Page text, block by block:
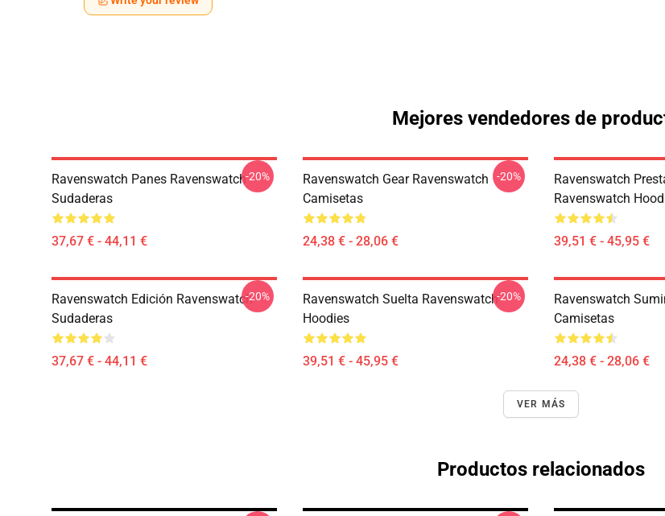
Mejores vendedores de
Ravenswatch Panes Ravenswatch
Sudaderas
37,67 € - 44,11 €
-20%
Ravenswatch Gear Ravenswatch
Camisetas
24,38 € - 28,06 €
-20%
Ravenswatch
Ravenswatch
39,51 € - 45,95 €
Ravenswatch Edición Ravenswatch
Sudaderas
37,67 € - 44,11 €
-20%
Ravenswatch Suelta Ravenswatch
Hoodies
39,51 € - 45,95 €
-20%
Ravenswatch
Camisetas
24,38 € - 28,06 €
VER MÁS
Productos relacionados